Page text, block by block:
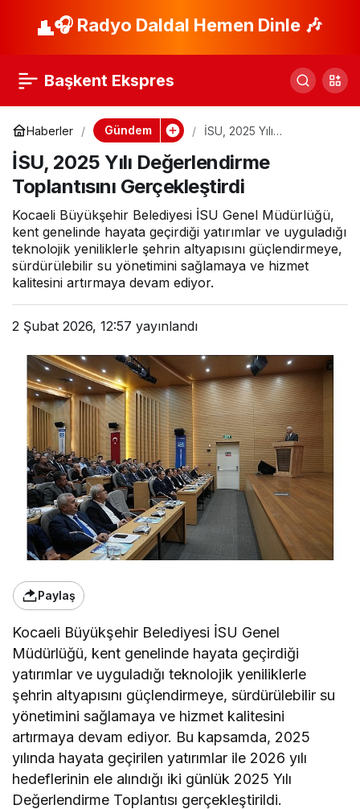
🎧 Radyo Daldal Hemen Dinle 🎶
Başkent Ekspres
Haberler Gündem
İSU, 2025 Yılı
Toplantısını
Gerçekleştirdi
İSU, 2025 Yılı Değerlendirme
Toplantısını Gerçekleştirdi
Kocaeli Büyükşehir Belediyesi İSU Genel Müdürlüğü,
kent genelinde hayata geçirdiği yatırımlar ve uyguladığı
teknolojik yeniliklerle şehrin altyapısını güçlendirmeye,
sürdürülebilir su yönetimini sağlamaya ve hizmet
kalitesini artırmaya devam ediyor.
2 Şubat 2026, 12:57 yayınlandı
Paylaş
Kocaeli Büyükşehir Belediyesi İSU Genel
Müdürlüğü, kent genelinde hayata geçirdiği
yatırımlar ve uyguladığı teknolojik yeniliklerle
şehrin altyapısını güçlendirmeye, sürdürülebilir su
yönetimini sağlamaya ve hizmet kalitesini
artırmaya devam ediyor. Bu kapsamda, 2025
yılında hayata geçirilen yatırımlar ile 2026 yılı
hedeflerinin ele alındığı iki günlük 2025 Yılı
Değerlendirme Toplantısı gerçekleştirildi.
Fahrettin Altay ve
metro seferleri
yeniden başladı
Paylaş